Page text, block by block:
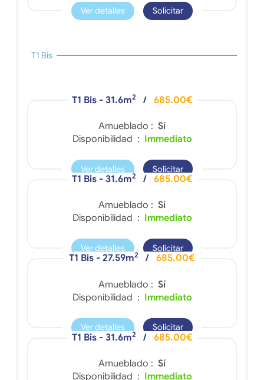
Ver detalles Solicitar
T1 Bis
T1 Bis - 31.6m2 / 685.00€
Amueblado : Sí
Disponibilidad : Immediato
Ver detalles Solicitar
T1 Bis - 31.6m2 / 685.00€
Amueblado : Sí
Disponibilidad : Immediato
Ver detalles Solicitar
T1 Bis - 27.59m2 / 685.00€
Amueblado : Sí
Disponibilidad : Immediato
Ver detalles Solicitar
T1 Bis - 31.6m2 / 685.00€
Amueblado : Sí
Disponibilidad : Immediato